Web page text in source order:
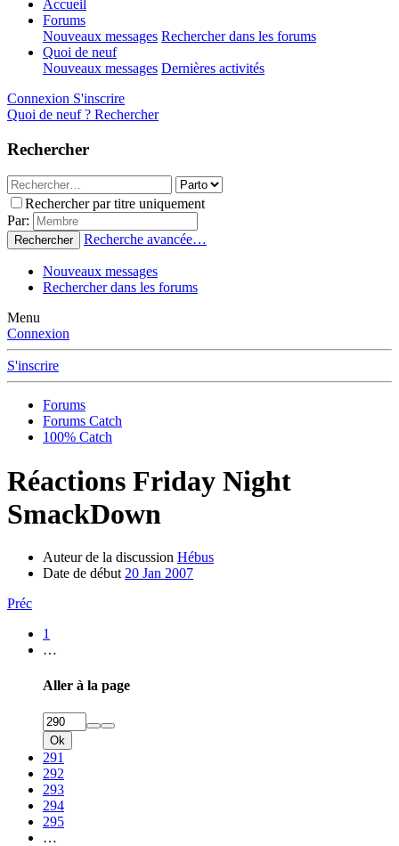
Accueil
Forums
Nouveaux messages Rechercher dans les forums
Quoi de neuf
Nouveaux messages Dernières activités
Connexion S'inscrire
Quoi de neuf ? Rechercher
Rechercher
Rechercher par titre uniquement
Par:
Rechercher Recherche avancée…
Nouveaux messages
Rechercher dans les forums
Menu
Connexion
S'inscrire
Forums
Forums Catch
100% Catch
Réactions Friday Night
SmackDown
Auteur de la discussion Hébus
Date de début 20 Jan 2007
Préc
1
…
Aller à la page
Ok
291
292
293
294
295
…